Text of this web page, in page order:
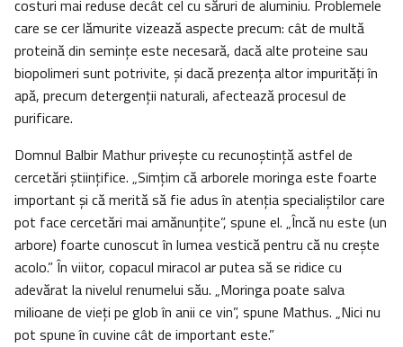
costuri mai reduse decât cel cu săruri de aluminiu. Problemele
care se cer lămurite vizează aspecte precum: cât de multă
proteină din seminţe este necesară, dacă alte proteine sau
biopolimeri sunt potrivite, şi dacă prezenţa altor impurităţi în
apă, precum detergenţii naturali, afectează procesul de
purificare.
Domnul Balbir Mathur priveşte cu recunoştinţă astfel de
cercetări ştiinţifice. „Simţim că arborele moringa este foarte
important şi că merită să fie adus în atenţia specialiştilor care
pot face cercetări mai amănunţite”, spune el. „Încă nu este (un
arbore) foarte cunoscut în lumea vestică pentru că nu creşte
acolo.” În viitor, copacul miracol ar putea să se ridice cu
adevărat la nivelul renumelui său. „Moringa poate salva
milioane de vieţi pe glob în anii ce vin”, spune Mathus. „Nici nu
pot spune în cuvine cât de important este.”